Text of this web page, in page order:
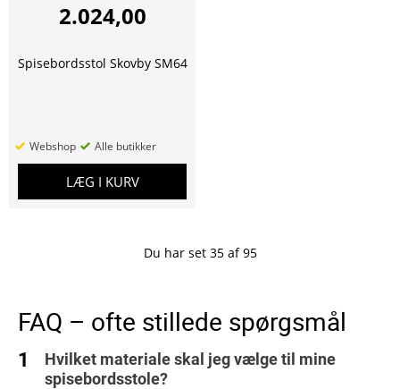
2.024,00
Spisebordsstol Skovby SM64
Webshop Alle butikker
LÆG I KURV
Du har set 35 af 95
FAQ – ofte stillede spørgsmål
Hvilket materiale skal jeg vælge til mine
spisebordsstole?